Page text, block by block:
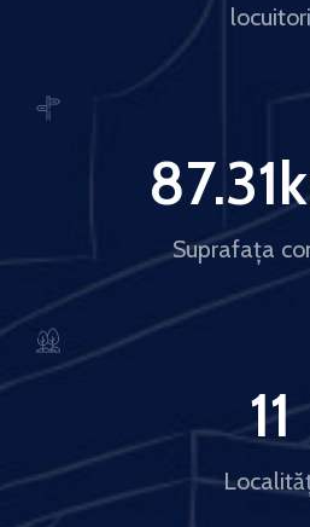
locuitori
Suprafața
87.31
11